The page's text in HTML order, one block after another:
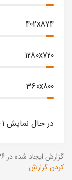
402x874
1280x720
360x800
در حال نمایش 1-10 از 171
گزارش ایجاد شده در 2026-08-07 ساعت 11:00:16 (UTC +03:30).
کردن گزارش